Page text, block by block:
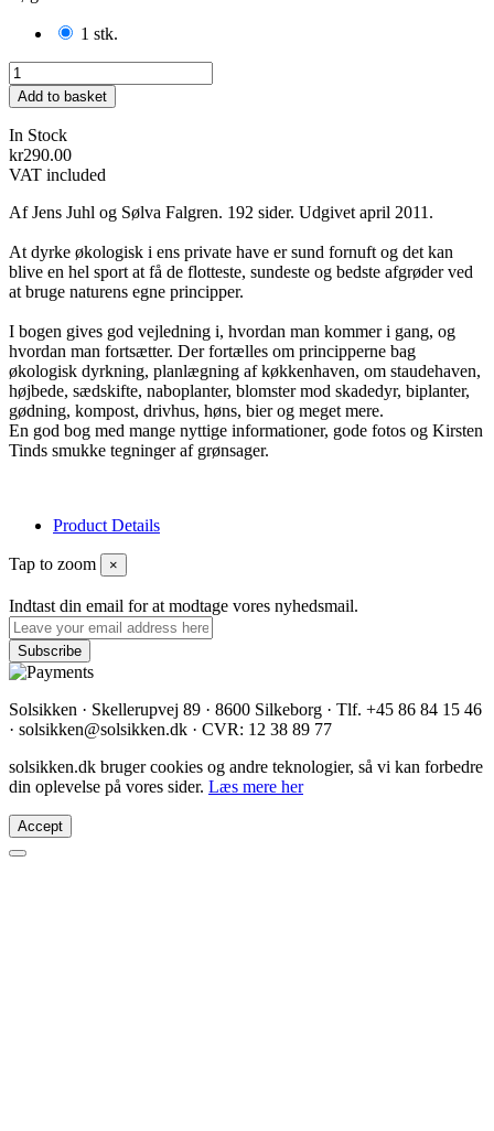
1 stk.
Add to basket
In Stock
kr290.00
VAT included
Af Jens Juhl og Sølva Falgren. 192 sider. Udgivet april 2011.
At dyrke økologisk i ens private have er sund fornuft og det kan
blive en hel sport at få de flotteste, sundeste og bedste afgrøder ved
at bruge naturens egne principper.
I bogen gives god vejledning i, hvordan man kommer i gang, og
hvordan man fortsætter. Der fortælles om principperne bag
økologisk dyrkning, planlægning af køkkenhaven, om staudehaven,
højbede, sædskifte, naboplanter, blomster mod skadedyr, biplanter,
gødning, kompost, drivhus, høns, bier og meget mere.
En god bog med mange nyttige informationer, gode fotos og Kirsten
Tinds smukke tegninger af grønsager.
Product Details
Tap to zoom ×
Indtast din email for at modtage vores nyhedsmail.
Solsikken · Skellerupvej 89 · 8600 Silkeborg · Tlf. +45 86 84 15 46
· solsikken@solsikken.dk · CVR: 12 38 89 77
solsikken.dk bruger cookies og andre teknologier, så vi kan forbedre
din oplevelse på vores sider. Læs mere her
Accept